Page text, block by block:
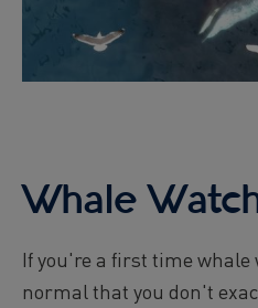
Whale
If you're a first time
normal that you don't